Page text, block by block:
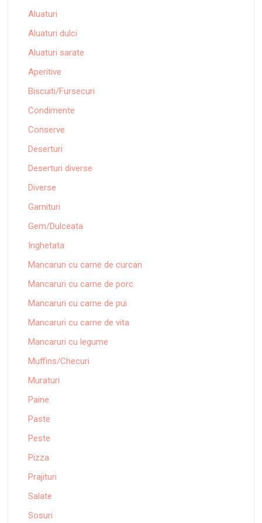
Aluaturi
Aluaturi dulci
Aluaturi sarate
Aperitive
Biscuiti/Fursecuri
Condimente
Conserve
Deserturi
Deserturi diverse
Diverse
Garnituri
Gem/Dulceata
Inghetata
Mancaruri cu carne de curcan
Mancaruri cu carne de porc
Mancaruri cu carne de pui
Mancaruri cu carne de vita
Mancaruri cu legume
Muffins/Checuri
Muraturi
Paine
Paste
Peste
Pizza
Prajituri
Salate
Sosuri